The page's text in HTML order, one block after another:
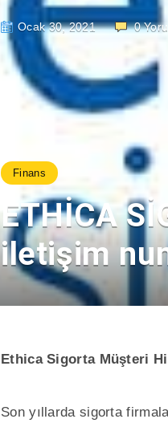
Ocak 30, 2021 0
Finans
ETHİCA
iletişim
Ethica Sigorta Müşteri
Son yıllarda sigorta